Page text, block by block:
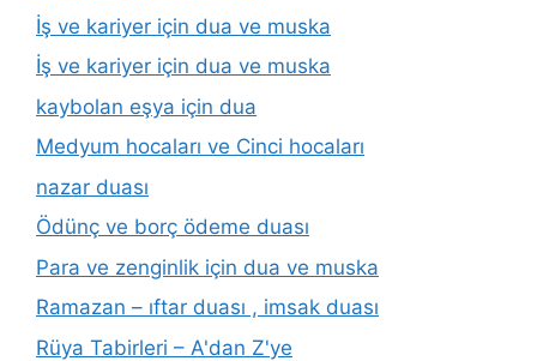
İş ve kariyer için dua ve muska
İş ve kariyer için dua ve muska
kaybolan eşya için dua
Medyum hocaları ve Cinci hocaları
nazar duası
Ödünç ve borç ödeme duası
Para ve zenginlik için dua ve muska
Ramazan – ıftar duası , imsak duası
Rüya Tabirleri – A'dan Z'ye